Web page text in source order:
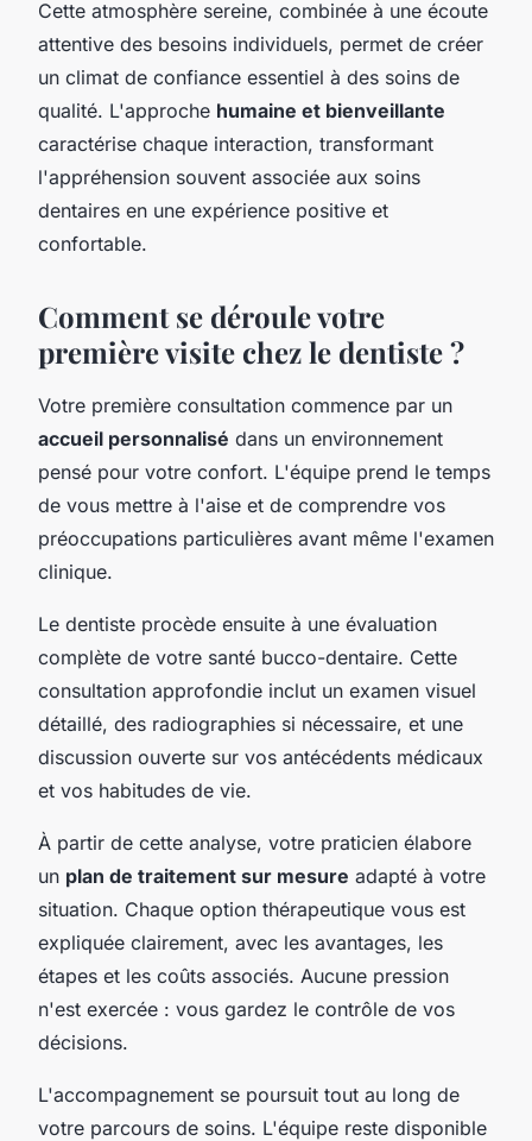
Cette atmosphère sereine, combinée à une écoute
attentive des besoins individuels, permet de créer
un climat de confiance essentiel à des soins de
qualité. L'approche humaine et bienveillante
caractérise chaque interaction, transformant
l'appréhension souvent associée aux soins
dentaires en une expérience positive et
confortable.
Comment se déroule votre
première visite chez le dentiste ?
Votre première consultation commence par un
accueil personnalisé dans un environnement
pensé pour votre confort. L'équipe prend le temps
de vous mettre à l'aise et de comprendre vos
préoccupations particulières avant même l'examen
clinique.
Le dentiste procède ensuite à une évaluation
complète de votre santé bucco-dentaire. Cette
consultation approfondie inclut un examen visuel
détaillé, des radiographies si nécessaire, et une
discussion ouverte sur vos antécédents médicaux
et vos habitudes de vie.
À partir de cette analyse, votre praticien élabore
un plan de traitement sur mesure adapté à votre
situation. Chaque option thérapeutique vous est
expliquée clairement, avec les avantages, les
étapes et les coûts associés. Aucune pression
n'est exercée : vous gardez le contrôle de vos
décisions.
L'accompagnement se poursuit tout au long de
votre parcours de soins. L'équipe reste disponible